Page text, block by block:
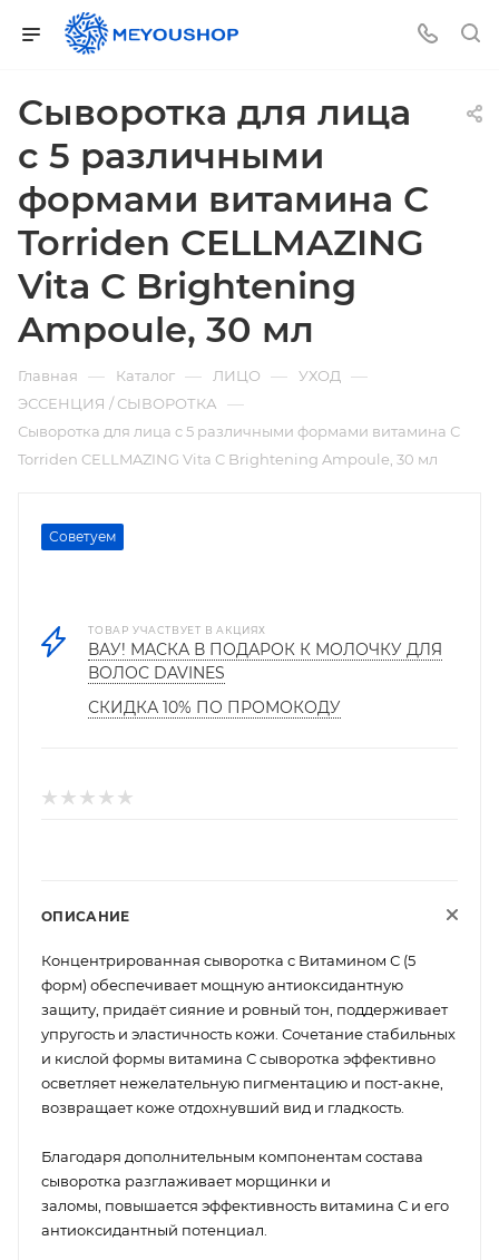
Сыворотка для лица
c 5 различными
формами витамина С
Torriden CELLMAZING
Vita C Brightening
Ampoule, 30 мл
Главная — Каталог — ЛИЦО — УХОД —
ЭССЕНЦИЯ / СЫВОРОТКА —
Сыворотка для лица c 5 различными формами витамина С
Torriden CELLMAZING Vita C Brightening Ampoule, 30 мл
Советуем
ТОВАР УЧАСТВУЕТ В АКЦИЯХ
ВАУ! МАСКА В ПОДАРОК К МОЛОЧКУ ДЛЯ
ВОЛОС DAVINES
СКИДКА 10% ПО ПРОМОКОДУ
ОПИСАНИЕ
Концентрированная сыворотка с Витамином С (5
форм) обеспечивает мощную антиоксидантную
защиту, придаёт сияние и ровный тон, поддерживает
упругость и эластичность кожи. Сочетание стабильных
и кислой формы витамина С сыворотка эффективно
осветляет нежелательную пигментацию и пост-акне,
возвращает коже отдохнувший вид и гладкость.
Благодаря дополнительным компонентам состава
сыворотка разглаживает морщинки и
заломы, повышается эффективность витамина С и его
антиоксидантный потенциал.